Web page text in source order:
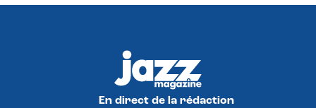
En direct de la rédaction